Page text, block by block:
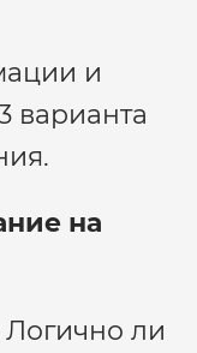
и
варианта
на
Логично ли